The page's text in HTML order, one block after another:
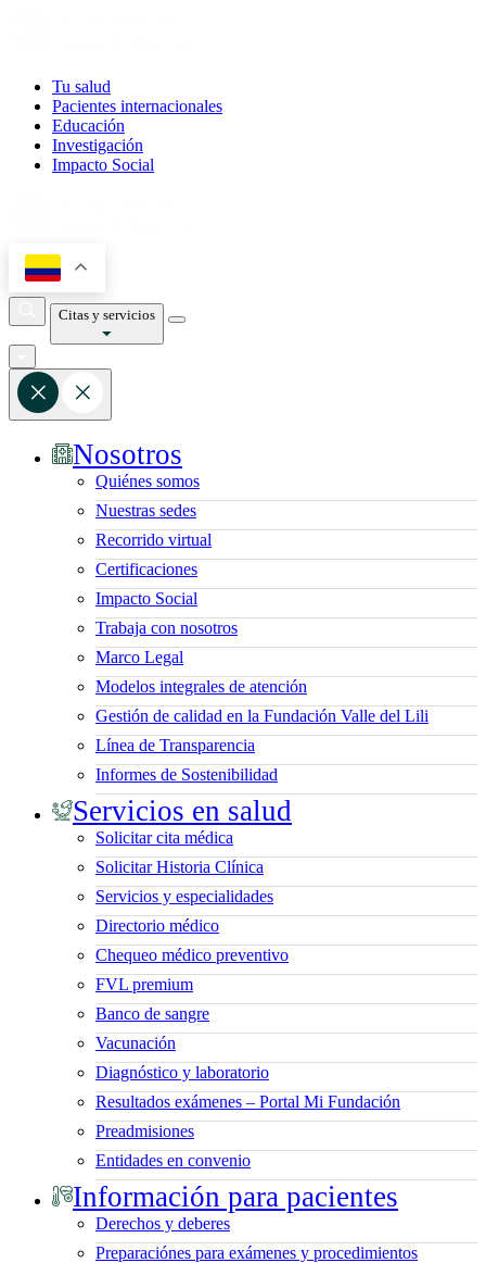
Tu salud
Pacientes internacionales
Educación
Investigación
Impacto Social
Citas y servicios
Nosotros
Quiénes somos
Nuestras sedes
Recorrido virtual
Certificaciones
Impacto Social
Trabaja con nosotros
Marco Legal
Modelos integrales de atención
Gestión de calidad en la Fundación Valle del Lili
Línea de Transparencia
Informes de Sostenibilidad
Servicios en salud
Solicitar cita médica
Solicitar Historia Clínica
Servicios y especialidades
Directorio médico
Chequeo médico preventivo
FVL premium
Banco de sangre
Vacunación
Diagnóstico y laboratorio
Resultados exámenes – Portal Mi Fundación
Preadmisiones
Entidades en convenio
Información para pacientes
Derechos y deberes
Preparaciónes para exámenes y procedimientos